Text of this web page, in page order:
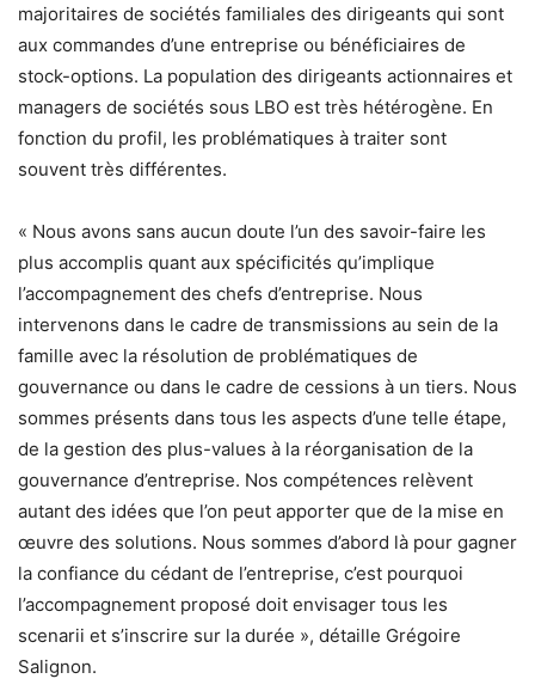
majoritaires de sociétés familiales des dirigeants qui sont
aux commandes d’une entreprise ou bénéficiaires de
stock-options. La population des dirigeants actionnaires et
managers de sociétés sous LBO est très hétérogène. En
fonction du profil, les problématiques à traiter sont
souvent très différentes.
« Nous avons sans aucun doute l’un des savoir-faire les
plus accomplis quant aux spécificités qu’implique
l’accompagnement des chefs d’entreprise. Nous
intervenons dans le cadre de transmissions au sein de la
famille avec la résolution de problématiques de
gouvernance ou dans le cadre de cessions à un tiers. Nous
sommes présents dans tous les aspects d’une telle étape,
de la gestion des plus-values à la réorganisation de la
gouvernance d’entreprise. Nos compétences relèvent
autant des idées que l’on peut apporter que de la mise en
œuvre des solutions. Nous sommes d’abord là pour gagner
la confiance du cédant de l’entreprise, c’est pourquoi
l’accompagnement proposé doit envisager tous les
scenarii et s’inscrire sur la durée », détaille Grégoire
Salignon.